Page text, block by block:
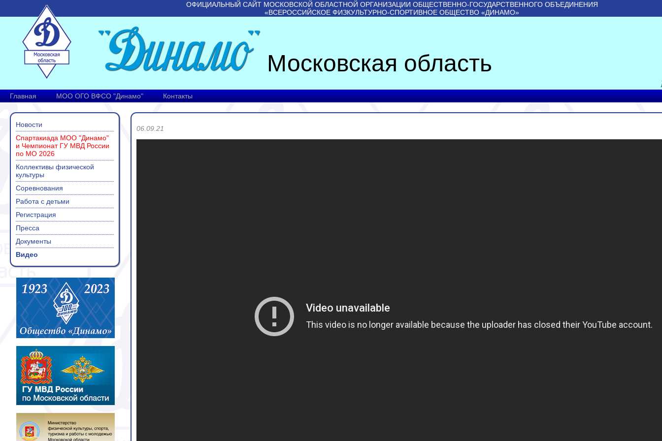
ОФИЦИАЛЬНЫЙ САЙТ МОСКОВСКОЙ ОБЛАСТНОЙ ОРГАНИЗАЦИИ ОБЩЕСТВЕННО-ГОСУДАРСТВЕННОГО ОБЪЕДИНЕНИЯ
«ВСЕРОССИЙСКОЕ ФИЗКУЛЬТУРНО-СПОРТИВНОЕ ОБЩЕСТВО «ДИНАМО»
Московская область
Главная МОО ОГО ВФСО "Динамо" Контакты
Новости
Спартакиада МОО "Динамо"
и Чемпионат ГУ МВД России
по МО 2026
Коллективы физической
культуры
Соревнования
Работа с детьми
Регистрация
Пресса
Документы
Видео
06.09.21